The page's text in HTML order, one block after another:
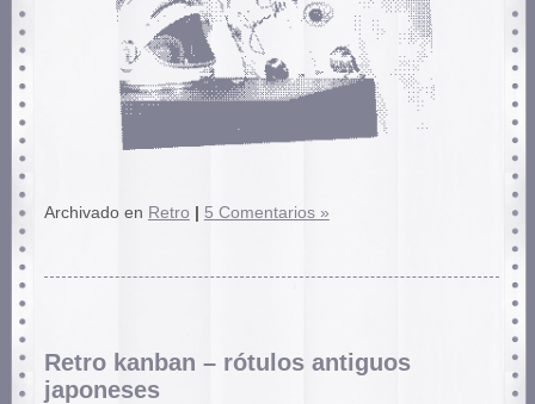
Archivado en Retro 5 Comentarios »
Retro kanban – rótulos antiguos
japoneses